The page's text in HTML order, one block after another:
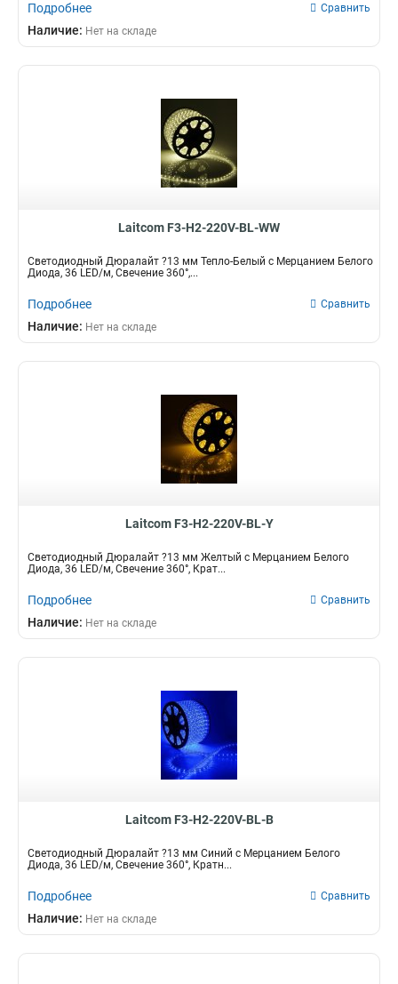
Подробнее Сравнить
Наличие: Нет на складе
Laitcom F3-H2-220V-BL-WW
Светодиодный Дюралайт ?13 мм Тепло-Белый с Мерцанием Белого
Диода, 36 LED/м, Свечение 360°,...
Подробнее Сравнить
Наличие: Нет на складе
Laitcom F3-H2-220V-BL-Y
Светодиодный Дюралайт ?13 мм Желтый с Мерцанием Белого
Диода, 36 LED/м, Свечение 360°, Крат...
Подробнее Сравнить
Наличие: Нет на складе
Laitcom F3-H2-220V-BL-B
Светодиодный Дюралайт ?13 мм Синий с Мерцанием Белого
Диода, 36 LED/м, Свечение 360°, Кратн...
Подробнее Сравнить
Наличие: Нет на складе